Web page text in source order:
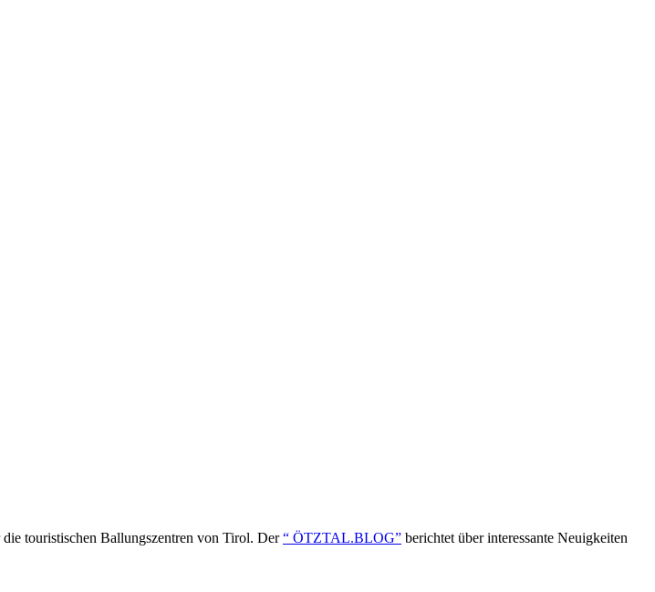
touristischen Ballungszentren von Tirol. Der“ ÖTZTAL.BLOG” berichtet über interessante Neuigkeiten